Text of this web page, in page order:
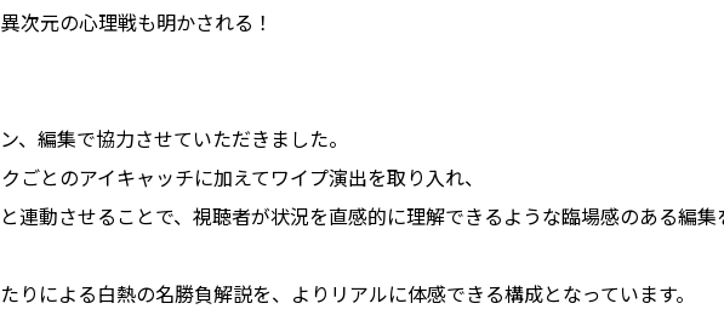
次元の心理戦も明かされる！
、編集で協力させていただきました。
ごとのアイキャッチに加えてワイプ演出を取り入れ、
連動させることで、視聴者が状況を直感的に理解できるような臨場感のある編
りによる白熱の名勝負解説を、よりリアルに体感できる構成となっています。